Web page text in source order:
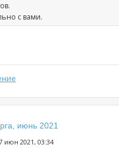
с вами.
июнь 2021
июн 2021, 03:34